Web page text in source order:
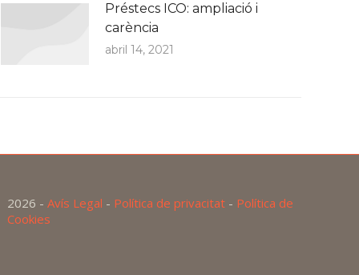
Préstecs ICO: ampliació i
carència
abril 14, 2021
2026 -Avís Legal - Política de privacitat - Política de
Cookies